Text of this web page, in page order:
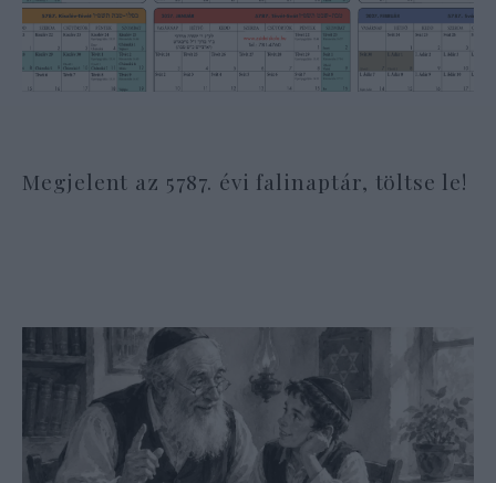
Megjelent az 5787. évi falinaptár, töltse le!